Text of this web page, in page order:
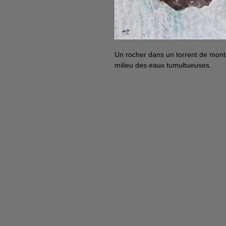
Un rocher dans un torrent de
milieu des eaux tumultueuses.